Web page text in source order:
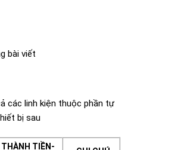
bài viết
các linh kiện thuộc phần tự
bị sau
THÀNH TIỀN-